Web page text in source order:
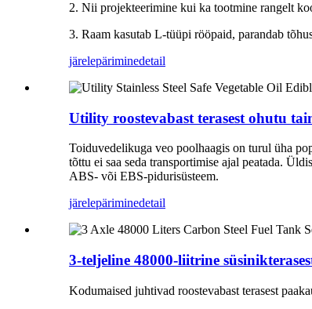
2. Nii projekteerimine kui ka tootmine rangelt
3. Raam kasutab L-tüüpi rööpaid, parandab
järelepäriminedetail
Utility roostevabast terasest ohutu
Toiduvedelikuga veo poolhaagis on turul üha
tõttu ei saa seda transportimise ajal peatada.
ABS- või EBS-pidurisüsteem.
järelepäriminedetail
3-teljeline 48000-liitrine
Kodumaised juhtivad roostevabast terasest